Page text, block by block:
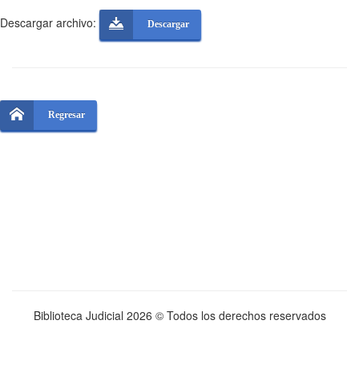
Descargar archivo: Descargar
Regresar
Biblioteca Judicial 2026 © Todos los derechos reservados